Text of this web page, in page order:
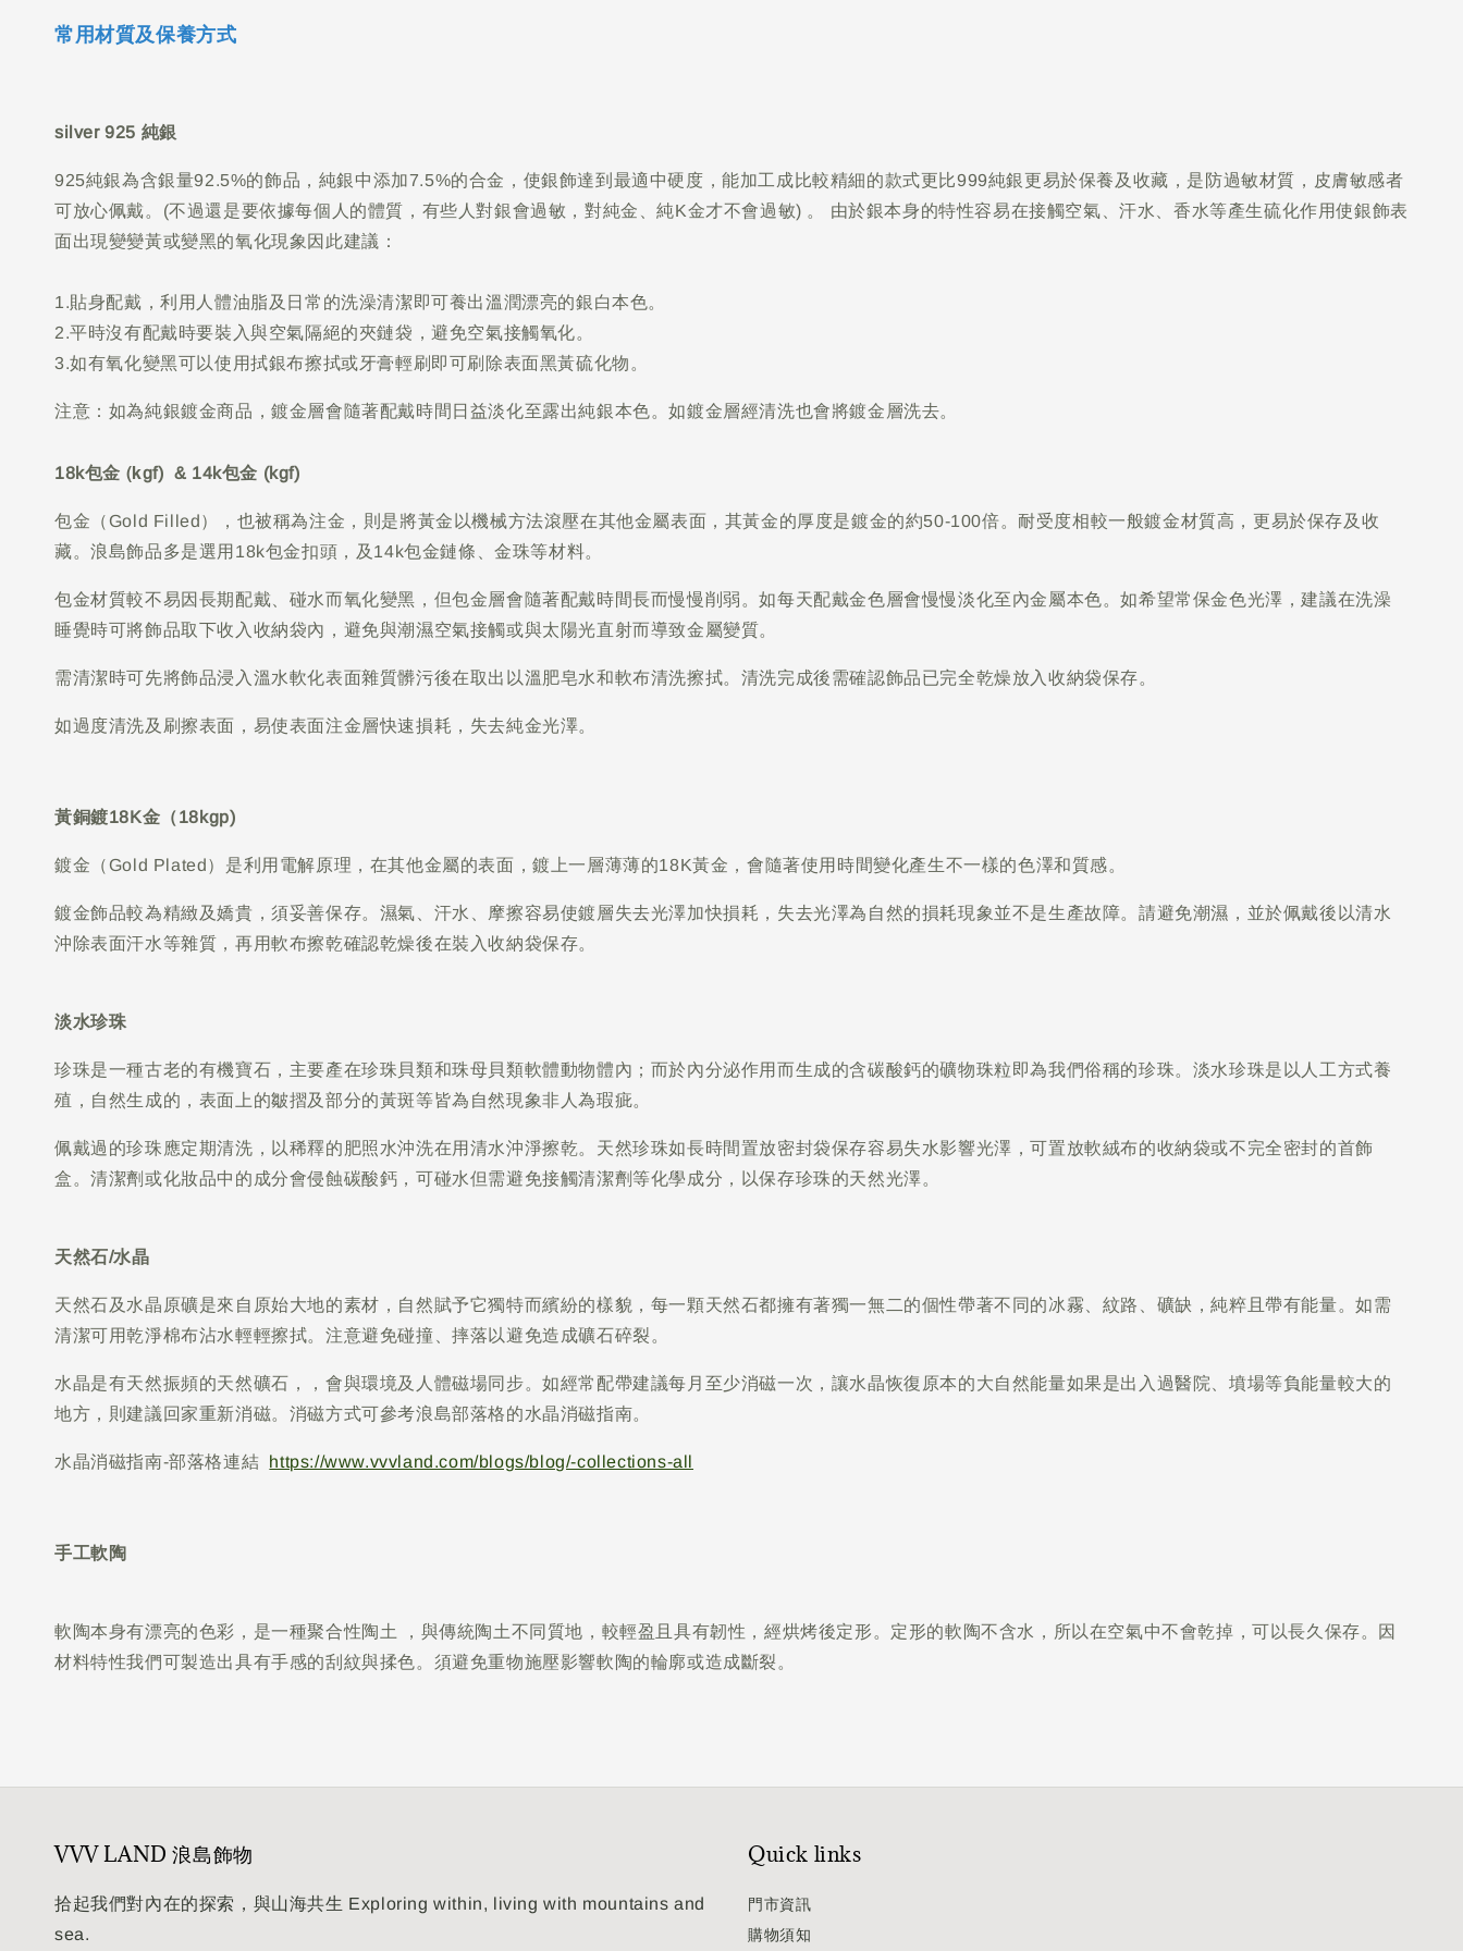
常用材質及保養方式
silver 925 純銀
925純銀為含銀量92.5%的飾品，純銀中添加7.5%的合金，使銀飾達到最適中硬度，能加工成比較精細的款式更比999純銀更易於保養及收藏，是防過敏材質，皮膚敏感者
可放心佩戴。(不過還是要依據每個人的體質，有些人對銀會過敏，對純金、純K金才不會過敏) 。 由於銀本身的特性容易在接觸空氣、汗水、香水等產生硫化作用使銀飾表
面出現變變黃或變黑的氧化現象因此建議：
1.貼身配戴，利用人體油脂及日常的洗澡清潔即可養出溫潤漂亮的銀白本色。
2.平時沒有配戴時要裝入與空氣隔絕的夾鏈袋，避免空氣接觸氧化。
3.如有氧化變黑可以使用拭銀布擦拭或牙膏輕刷即可刷除表面黑黃硫化物。
注意：如為純銀鍍金商品，鍍金層會隨著配戴時間日益淡化至露出純銀本色。如鍍金層經清洗也會將鍍金層洗去。
18k包金 (kgf) & 14k包金 (kgf)
包金（Gold Filled），也被稱為注金，則是將黃金以機械方法滾壓在其他金屬表面，其黃金的厚度是鍍金的約50-100倍。耐受度相較一般鍍金材質高，更易於保存及收
藏。浪島飾品多是選用18k包金扣頭，及14k包金鏈條、金珠等材料。
包金材質較不易因長期配戴、碰水而氧化變黑，但包金層會隨著配戴時間長而慢慢削弱。如每天配戴金色層會慢慢淡化至內金屬本色。如希望常保金色光澤，建議在洗澡
睡覺時可將飾品取下收入收納袋內，避免與潮濕空氣接觸或與太陽光直射而導致金屬變質。
需清潔時可先將飾品浸入溫水軟化表面雜質髒污後在取出以溫肥皂水和軟布清洗擦拭。清洗完成後需確認飾品已完全乾燥放入收納袋保存。
如過度清洗及刷擦表面，易使表面注金層快速損耗，失去純金光澤。
黃銅鍍18K金（18kgp)
鍍金（Gold Plated）是利用電解原理，在其他金屬的表面，鍍上一層薄薄的18K黃金，會隨著使用時間變化產生不一樣的色澤和質感。
鍍金飾品較為精緻及嬌貴，須妥善保存。濕氣、汗水、摩擦容易使鍍層失去光澤加快損耗，失去光澤為自然的損耗現象並不是生產故障。請避免潮濕，並於佩戴後以清水
沖除表面汗水等雜質，再用軟布擦乾確認乾燥後在裝入收納袋保存。
淡水珍珠
珍珠是一種古老的有機寶石，主要產在珍珠貝類和珠母貝類軟體動物體內；而於內分泌作用而生成的含碳酸鈣的礦物珠粒即為我們俗稱的珍珠。淡水珍珠是以人工方式養
殖，自然生成的，表面上的皺摺及部分的黃斑等皆為自然現象非人為瑕疵。
佩戴過的珍珠應定期清洗，以稀釋的肥照水沖洗在用清水沖淨擦乾。天然珍珠如長時間置放密封袋保存容易失水影響光澤，可置放軟絨布的收納袋或不完全密封的首飾
盒。清潔劑或化妝品中的成分會侵蝕碳酸鈣，可碰水但需避免接觸清潔劑等化學成分，以保存珍珠的天然光澤。
天然石/水晶
天然石及水晶原礦是來自原始大地的素材，自然賦予它獨特而繽紛的樣貌，每一顆天然石都擁有著獨一無二的個性帶著不同的冰霧、紋路、礦缺，純粹且帶有能量。如需
清潔可用乾淨棉布沾水輕輕擦拭。注意避免碰撞、摔落以避免造成礦石碎裂。
水晶是有天然振頻的天然礦石，，會與環境及人體磁場同步。如經常配帶建議每月至少消磁一次，讓水晶恢復原本的大自然能量如果是出入過醫院、墳場等負能量較大的
地方，則建議回家重新消磁。消磁方式可參考浪島部落格的水晶消磁指南。
水晶消磁指南-部落格連結 https://www.vvvland.com/blogs/blog/-collections-all
手工軟陶
軟陶本身有漂亮的色彩，是一種聚合性陶土 ，與傳統陶土不同質地，較輕盈且具有韌性，經烘烤後定形。定形的軟陶不含水，所以在空氣中不會乾掉，可以長久保存。因
材料特性我們可製造出具有手感的刮紋與揉色。須避免重物施壓影響軟陶的輪廓或造成斷裂。
VVV LAND 浪島飾物
拾起我們對內在的探索，與山海共生 Exploring within, living with mountains and
sea.
Quick links
門市資訊
購物須知